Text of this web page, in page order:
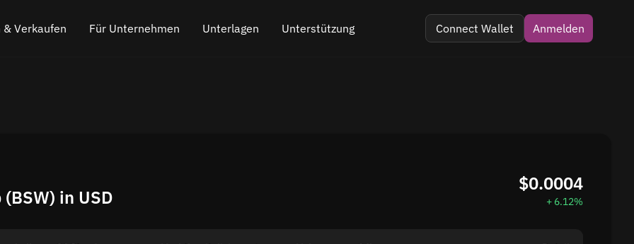
& Verkaufen Für Unternehmen
Cross Chain Swap
Asset-Listing
Unterlagen Unterstützung Connect Wallet Anmelden
in USD
$0.0004
+ 6.12%